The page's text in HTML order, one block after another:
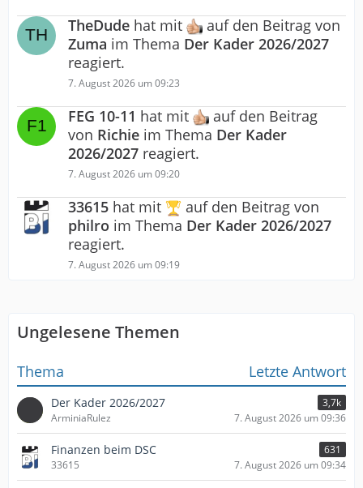
TheDude hat mit
auf den Beitrag von
Zuma im Thema Der Kader 2026/2027
reagiert.
7. August 2026 um 09:23
FEG 10-11 hat mit
auf den Beitrag
von Richie im Thema Der Kader
2026/2027 reagiert.
7. August 2026 um 09:20
33615 hat mit
auf den Beitrag von
philro im Thema Der Kader 2026/2027
reagiert.
7. August 2026 um 09:19
Ungelesene Themen
Thema Letzte Antwort
Der Kader 2026/2027
3,7k
ArminiaRulez
7. August 2026 um 09:36
Finanzen beim DSC
631
33615
7. August 2026 um 09:34